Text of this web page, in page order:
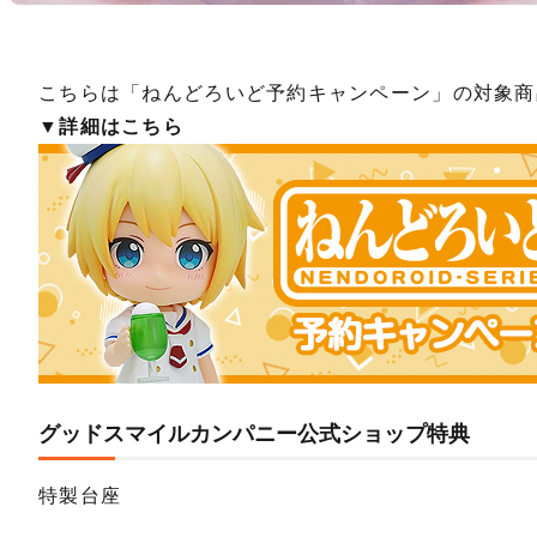
こちらは「ねんどろいど予約キャンペーン」の対象
▼詳細はこちら
グッドスマイルカンパニー公式ショップ特典
特製台座